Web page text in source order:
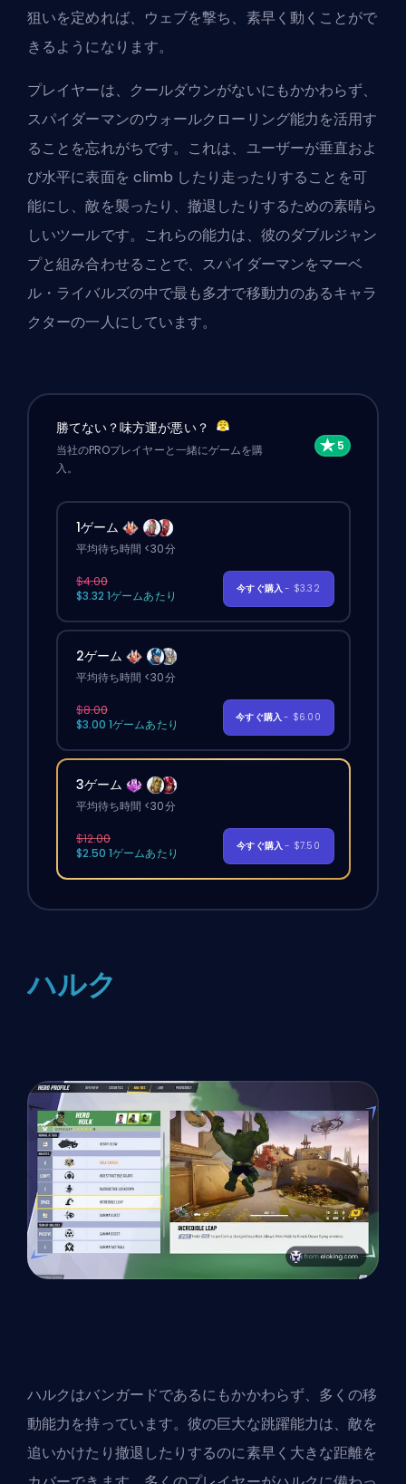
狙いを定めれば、ウェブを撃ち、素早く動くことがで
きるようになります。
プレイヤーは、クールダウンがないにもかかわらず、
スパイダーマンのウォールクローリング能力を活用す
ることを忘れがちです。これは、ユーザーが垂直およ
び水平に表面を climb したり走ったりすることを可
能にし、敵を襲ったり、撤退したりするための素晴ら
しいツールです。これらの能力は、彼のダブルジャン
プと組み合わせることで、スパイダーマンをマーベ
ル・ライバルズの中で最も多才で移動力のあるキャラ
クターの一人にしています。
勝てない？味方運が悪い？
当社のPROプレイヤーと一緒にゲームを購
入。
1ゲーム
平均待ち時間 <30分
$4.00
$3.32 1ゲームあたり
今すぐ購入- $3.32
2ゲーム
平均待ち時間 <30分
$8.00
$3.00 1ゲームあたり
今すぐ購入- $6.00
3ゲーム
平均待ち時間 <30分
$12.00
$2.50 1ゲームあたり
今すぐ購入- $7.50
ハルク
ハルクはバンガードであるにもかかわらず、多くの移
動能力を持っています。彼の巨大な跳躍能力は、敵を
追いかけたり撤退したりするのに素早く大きな距離を